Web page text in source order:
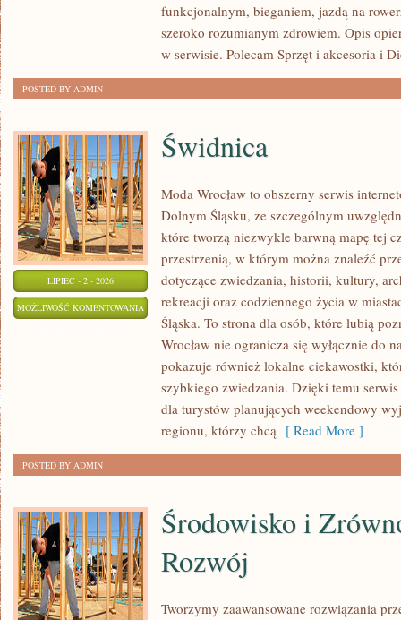
funkcjonalnym, bieganiem, jazdą na
szeroko rozumianym zdrowiem. Opis
w serwisie. Polecam Sprzęt i akcesoria i
POSTED BY ADMIN
LIPIEC - 2 - 2026
MOŻLIWOŚĆ KOMENTOWANIA ŚWIDNICA
Świdnica
Moda Wrocław to obszerny serwis
Dolnym Śląsku, ze szczególnym
które tworzą niezwykle barwną mapę tej
przestrzenią, w którym można znaleźć
dotyczące zwiedzania, historii, kultury,
rekreacji oraz codziennego życia w
Śląska. To strona dla osób, które lubią
Wrocław nie ogranicza się wyłącznie do
pokazuje również lokalne ciekawostki,
szybkiego zwiedzania. Dzięki temu
dla turystów planujących weekendowy
regionu, którzy chcą [ Read More ]
POSTED BY ADMIN
Środowisko i
Rozwój
Tworzymy zaawansowane rozwiązania